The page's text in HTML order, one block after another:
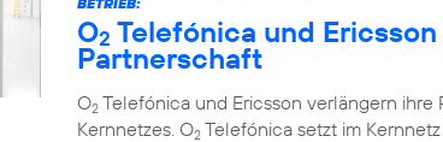
O2 Telefónica und
Partnerschaft
O2 Telefónica und Ericsson verlängern
Kernnetzes. O2 Telefónica setzt im